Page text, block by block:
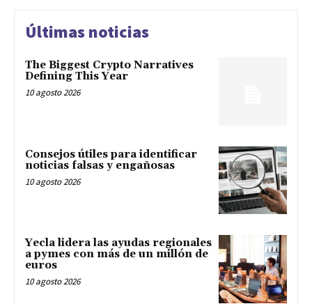
Últimas noticias
The Biggest Crypto Narratives
Defining This Year
10 agosto 2026
Consejos útiles para identificar
noticias falsas y engañosas
10 agosto 2026
Yecla lidera las ayudas regionales
a pymes con más de un millón de
euros
10 agosto 2026